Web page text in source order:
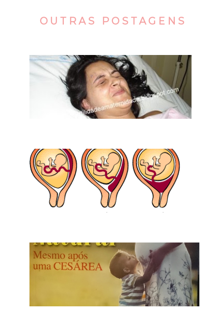
OUTRAS POSTAGENS